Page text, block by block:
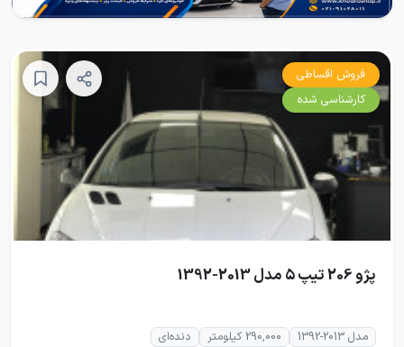
فروش اقساطی
کارشناسی شده
پژو 206 تیپ ۵ مدل 2013-1392
مدل 2013-1392 290,000 کیلومتر دنده‌ای